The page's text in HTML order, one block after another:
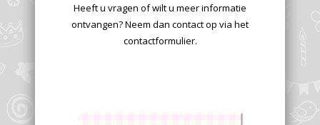
Heeft u vragen of wilt u meer informatie
ontvangen? Neem dan contact op via het
contactformulier.